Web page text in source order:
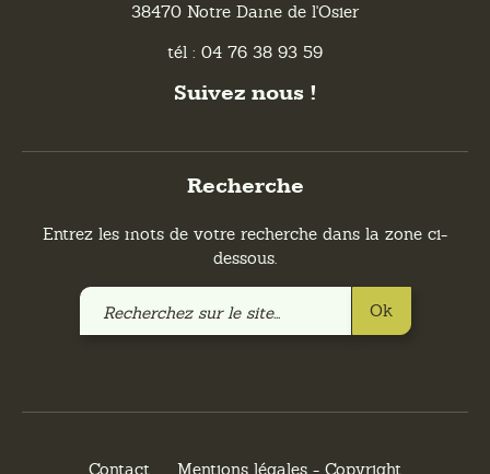
38470 Notre Dame de l'Osier
tél : 04 76 38 93 59
Suivez nous !
Recherche
Entrez les mots de votre recherche dans la zone ci-
dessous.
Recherchez
Ok
Contact Mentions légales - Copyright